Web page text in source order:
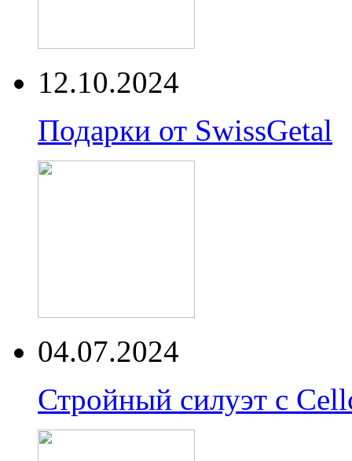
12.10.2024
Подарки от SwissGetal
04.07.2024
Стройный силуэт с